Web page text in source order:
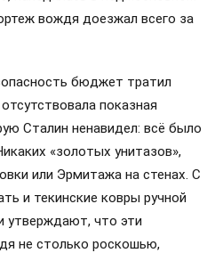
вождя доезжал всего за
бюджет тратил
показная
Сталин ненавидел: всё было
«золотых унитазов»,
или Эрмитажа на стенах. С
и текинские ковры ручной
утверждают, что эти
не столько роскошью,